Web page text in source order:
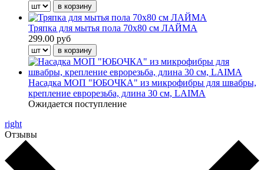
Тряпка для мытья пола 70х80 см ЛАЙМА
299.00 руб
Насадка МОП "ЮБОЧКА" из микрофибры для швабры,
крепление еврорезьба, длина 30 см, LAIMA
Ожидается поступление
right
Отзывы